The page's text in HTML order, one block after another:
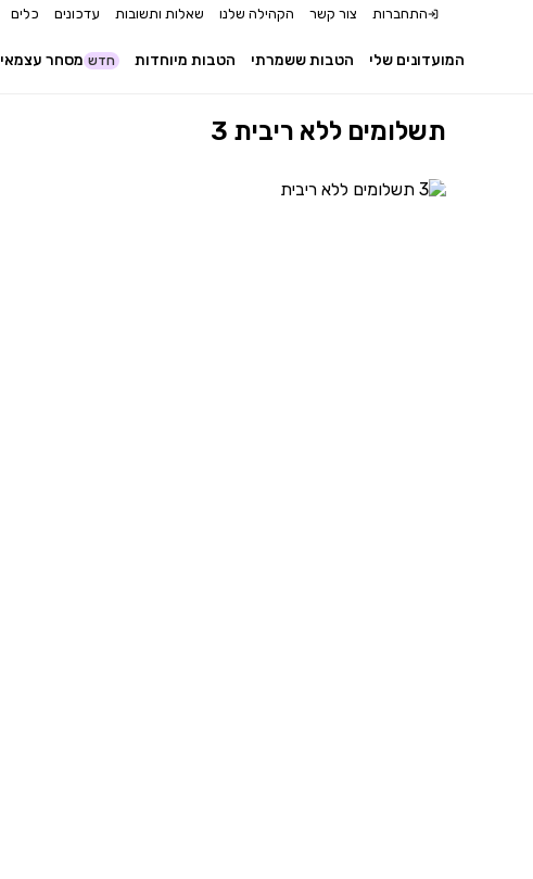
התחברות צור קשר הקהילה שלנו שאלות ותשובות עדכונים כלים
מסחר עצמאי חדש הטבות מיוחדות הטבות ששמרתי המועדונים שלי
3 תשלומים ללא ריבית